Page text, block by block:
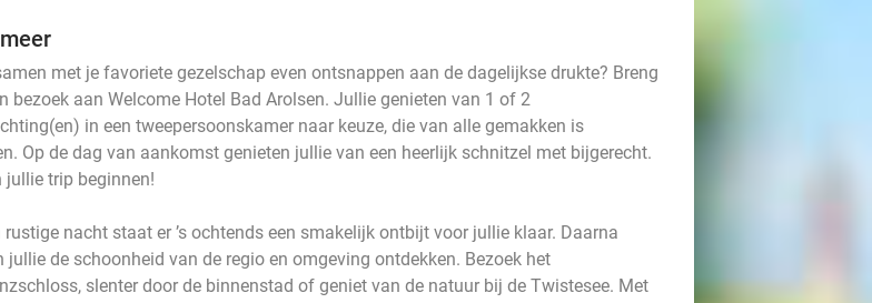
met je favoriete gezelschap even ontsnappen aan de dagelijkse drukte? Breng
bezoek aan Welcome Hotel Bad Arolsen. Jullie genieten van 1 of 2
in een tweepersoonskamer naar keuze, die van alle gemakken is
Op de dag van aankomst genieten jullie van een heerlijk schnitzel met bijgerecht.
jullie trip beginnen!
rustige nacht staat er ’s ochtends een smakelijk ontbijt voor jullie klaar. Daarna
jullie de schoonheid van de regio en omgeving ontdekken. Bezoek het
slenter door de binnenstad of geniet van de natuur bij de Twistesee. Met